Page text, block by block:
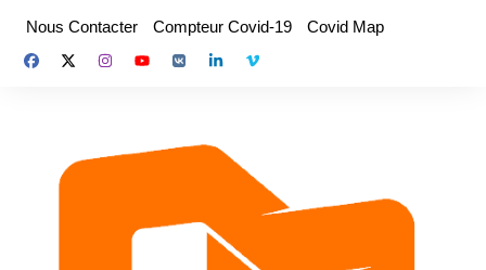
contenu
Nous Contacter Compteur Covid-19 Covid Map